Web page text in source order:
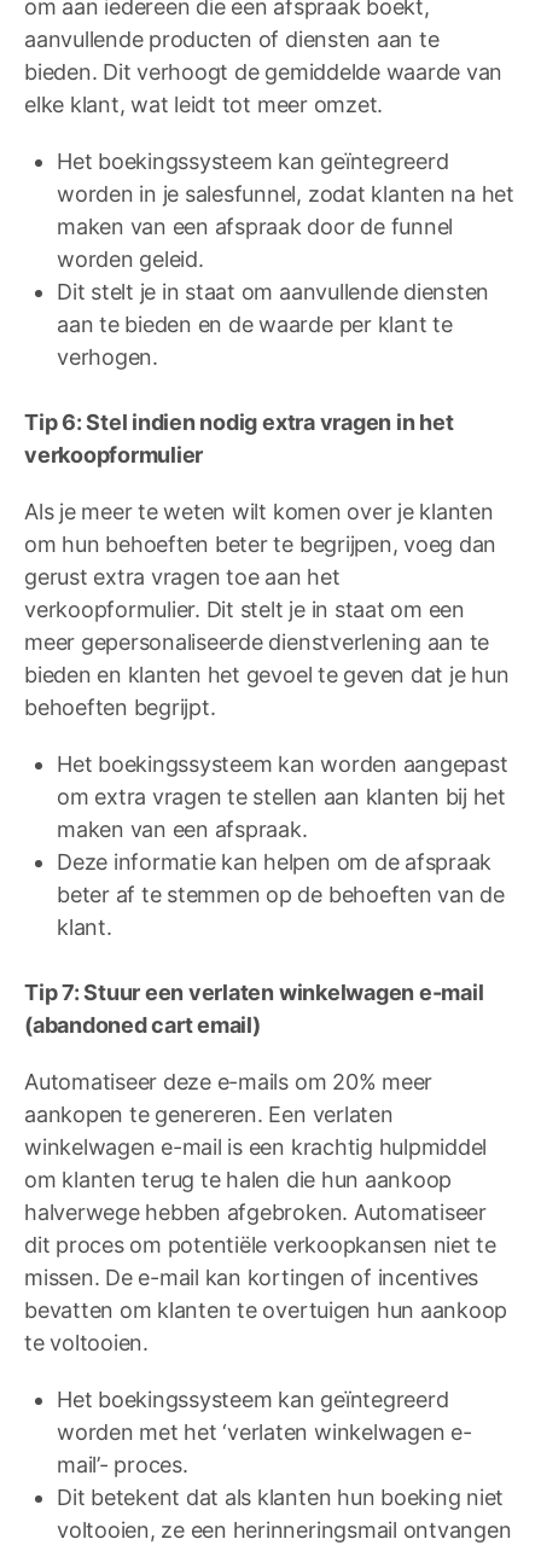
om aan iedereen die een afspraak boekt,
aanvullende producten of diensten aan te
bieden. Dit verhoogt de gemiddelde waarde van
elke klant, wat leidt tot meer omzet.
Het boekingssysteem kan geïntegreerd
worden in je salesfunnel, zodat klanten na het
maken van een afspraak door de funnel
worden geleid.
Dit stelt je in staat om aanvullende diensten
aan te bieden en de waarde per klant te
verhogen.
Tip 6: Stel indien nodig extra vragen in het
verkoopformulier
Als je meer te weten wilt komen over je klanten
om hun behoeften beter te begrijpen, voeg dan
gerust extra vragen toe aan het
verkoopformulier. Dit stelt je in staat om een
meer gepersonaliseerde dienstverlening aan te
bieden en klanten het gevoel te geven dat je hun
behoeften begrijpt.
Het boekingssysteem kan worden aangepast
om extra vragen te stellen aan klanten bij het
maken van een afspraak.
Deze informatie kan helpen om de afspraak
beter af te stemmen op de behoeften van de
klant.
Tip 7: Stuur een verlaten winkelwagen e-mail
(abandoned cart email)
Automatiseer deze e-mails om 20% meer
aankopen te genereren. Een verlaten
winkelwagen e-mail is een krachtig hulpmiddel
om klanten terug te halen die hun aankoop
halverwege hebben afgebroken. Automatiseer
dit proces om potentiële verkoopkansen niet te
missen. De e-mail kan kortingen of incentives
bevatten om klanten te overtuigen hun aankoop
te voltooien.
Het boekingssysteem kan geïntegreerd
worden met het ‘verlaten winkelwagen e-
mail’- proces.
Dit betekent dat als klanten hun boeking niet
voltooien, ze een herinneringsmail ontvangen